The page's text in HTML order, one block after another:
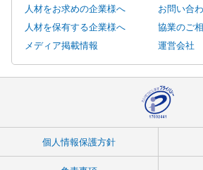
人材をお求めの企業様へ
お問い合
人材を保有する企業様へ
協業のご
メディア掲載情報
運営会社
個人情報保護方針